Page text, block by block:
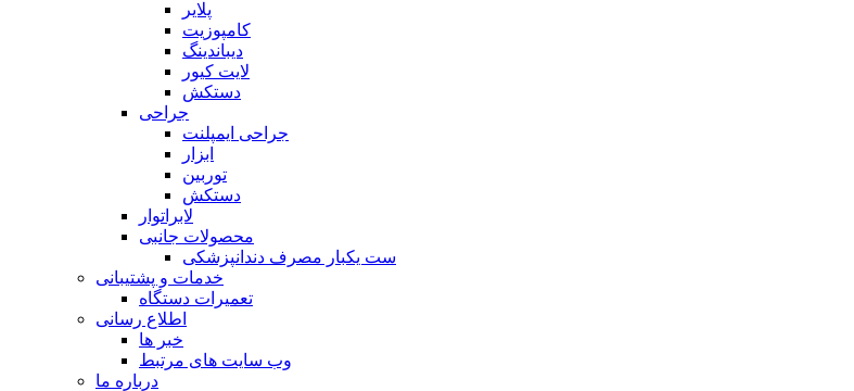
پلایر
کامپوزیت
دیباندینگ
لایت کیور
دستکش
جراحی
جراحی ایمپلنت
ابزار
توربین
دستکش
لابراتوار
محصولات جانبی
ست یکبار مصرف دندانپزشکی
خدمات و پشتیبانی
تعمیرات دستگاه
اطلاع رسانی
خبر ها
وب سایت های مرتبط
درباره ما